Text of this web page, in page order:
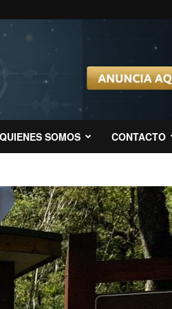
QUIENES SOMOS CONTACTO